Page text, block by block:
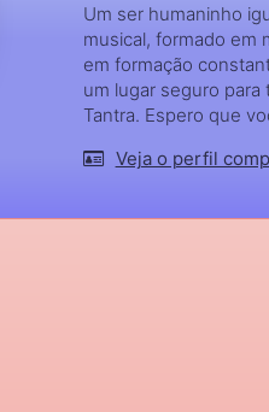
Um ser humaninho
musical, formado em
em formação
um lugar seguro
Tantra. Espero que
Veja o perfil